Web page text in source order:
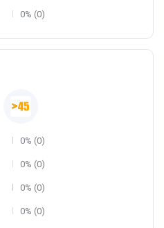
0% (0)
0% (0)
0% (0)
0% (0)
0% (0)